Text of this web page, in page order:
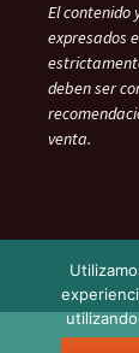
El contenido
expresados
deben ser
venta.